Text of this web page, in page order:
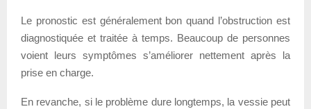
Le pronostic est généralement bon quand l’obstruction est
diagnostiquée et traitée à temps. Beaucoup de personnes
voient leurs symptômes s’améliorer nettement après la
prise en charge.
En revanche, si le problème dure longtemps, la vessie peut